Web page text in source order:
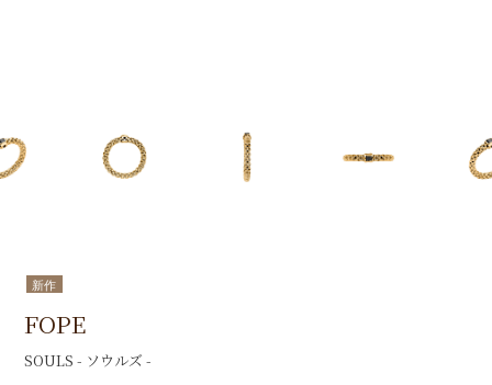
新作
FOPE
SOULS - ソウルズ -